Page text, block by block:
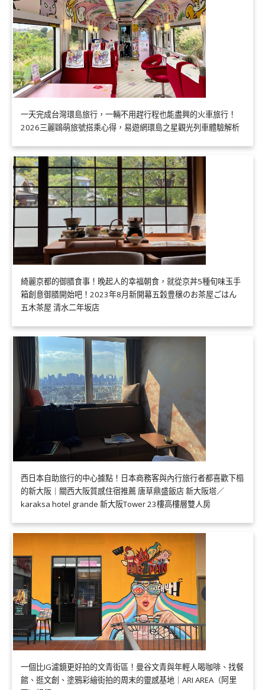
一天完成台灣環島旅行，一輛不用趕行程也能盡興的火車旅行！
2026三麗鷗萌旅號搭乘心得，易遊網環島之星觀光列車體驗解析
綺麗京都的御膳食事！晚起人的幸福朝食，就從京丼5種旬味玉手
箱創意御膳開始吧！2023年8月新開幕五穀豊穣のお茶屋ごはん
五木茶屋 清水二年坂店
西日本自助旅行的中心據點！日本商務客與內行旅行者都喜歡下榻
的新大阪｜關西大阪質感住宿推薦 唐草鼎盛飯店 新大阪塔／
karaksa hotel grande 新大阪Tower 23樓高樓層雙人房
一個比IG濾鏡更好拍的文青街區！曼谷文青與年輕人喝咖啡、找餐
館、逛文創、塗鴉彩繪街拍的周末的靈感基地｜ARI AREA（阿里